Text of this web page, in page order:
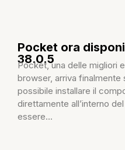
Pocket ora
38.0.5
Pocket, una delle migliori
browser, arriva
possibile installare il
direttamente all’interno
essere...